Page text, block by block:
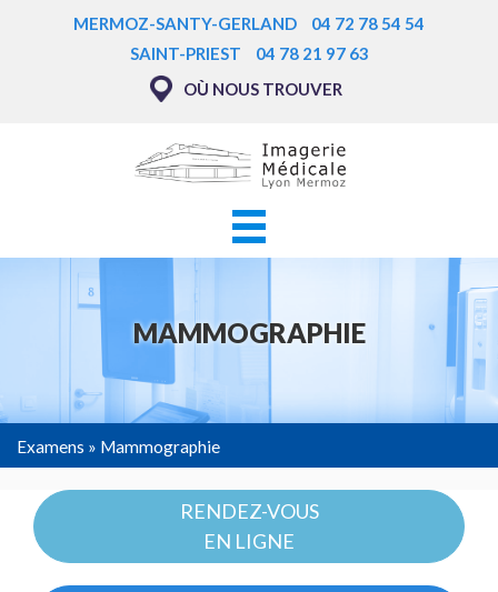
Aller
au
MERMOZ-SANTY-GERLAND
04 72 78 54 54
SAINT-PRIEST
04 78 21 97 63
OÙ NOUS TROUVER
MAMMOGRAPHIE
FIL
D'ARIANE
Examens Mammographie
RENDEZ-VOUS
EN LIGNE